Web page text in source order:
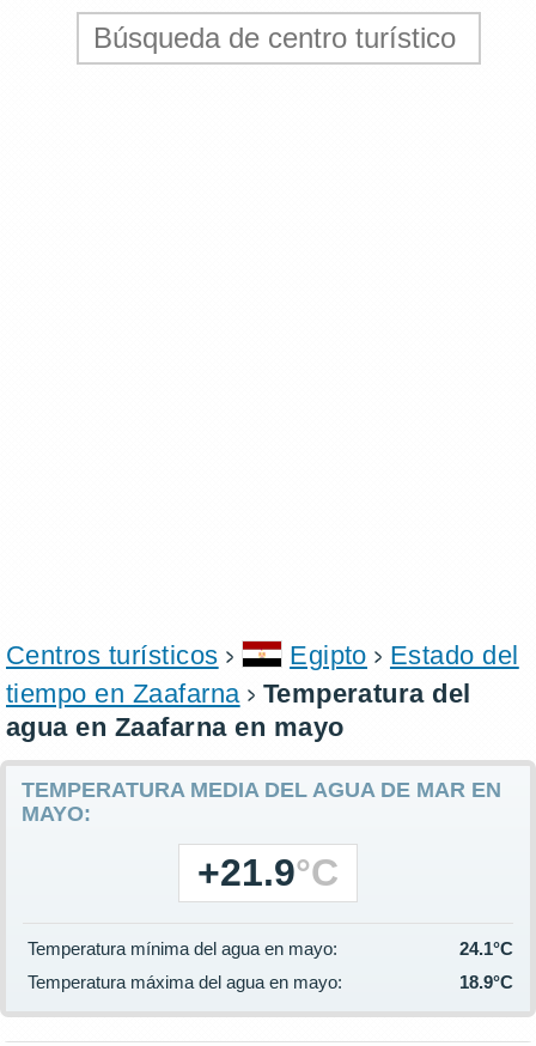
Centros turísticos Egipto
Estado del
tiempo en Zaafarna
Temperatura del
agua en Zaafarna en mayo
TEMPERATURA MEDIA DEL AGUA DE MAR EN
MAYO:
+21.9°C
Temperatura mínima del agua en mayo:
24.1°C
Temperatura máxima del agua en mayo:
18.9°C